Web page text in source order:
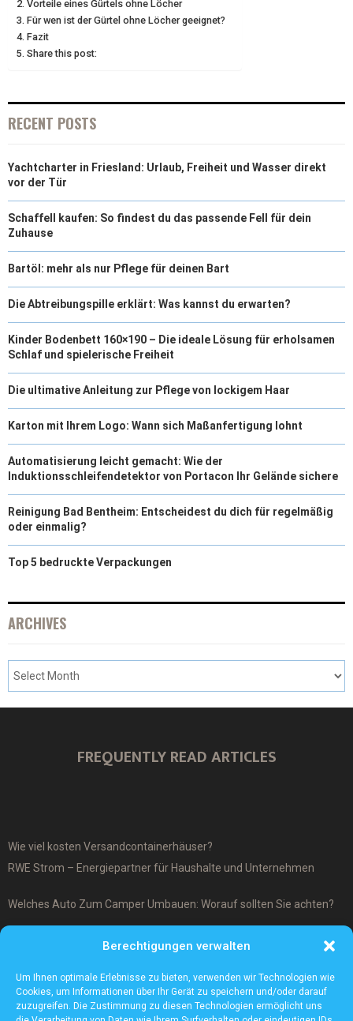
Berechtigungen verwalten
Um Ihnen optimale Erlebnisse zu bieten, verwenden wir Technologien wie
Cookies, um Informationen über Ihr Gerät zu speichern und/oder darauf
zuzugreifen. Die Zustimmung zu diesen Technologien ermöglicht uns
T
E
)
O E
Vorteile eines Gürtels ohne Löcher
Für wen ist der Gürtel ohne Löcher geeignet?
Fazit
Share this post:
RECENT POSTS
Yachtcharter in Friesland: Urlaub, Freiheit und Wasser direkt
vor der Tür
Schaffell kaufen: So findest du das passende Fell für dein
Zuhause
Bartöl: mehr als nur Pflege für deinen Bart
Die Abtreibungspille erklärt: Was kannst du erwarten?
Kinder Bodenbett 160×190 – Die ideale Lösung für erholsamen
Schlaf und spielerische Freiheit
Die ultimative Anleitung zur Pflege von lockigem Haar
Karton mit Ihrem Logo: Wann sich Maßanfertigung lohnt
Automatisierung leicht gemacht: Wie der
Induktionsschleifendetektor von Portacon Ihr Gelände sichere
Reinigung Bad Bentheim: Entscheidest du dich für regelmäßig
oder einmalig?
Top 5 bedruckte Verpackungen
ARCHIVES
FREQUENTLY READ ARTICLES
Wie viel kosten Versandcontainerhäuser?
RWE Strom – Energiepartner für Haushalte und Unternehmen
Welches Auto Zum Camper Umbauen: Worauf sollten Sie achten?
Was ist ein Cover-Up Tattoo?
Was macht ein Architekturmodellbauer?